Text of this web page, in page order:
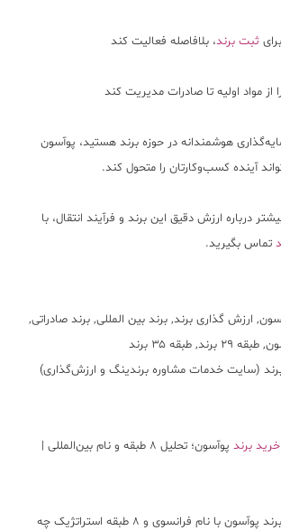
ثبت برند، بلافاصله فعالیت کند
از مواد اولیه تا صادرات مدیریت کند
هوشمندانه در حوزه برند هستید، پوآسون
آینده کسب‌وکارتان را متحول کند.
درباره ارزش دقیق این برند و فرآیند انتقال، با
تماس بگیرید.
ارزش گذاری برند, برند بین المللی, برند صادراتی,
طبقه ۳۵ برند
(سایت خدمات مشاوره برندینگ و ارزش‌گذاری)
خرید برند
پوآسون؛ تحلیل ۸ طبقه و نام بین‌المللی |
متادیسکریپشن: برند پوآسون با نام فرانسوی و ۸ طبقه استراتژیک چه